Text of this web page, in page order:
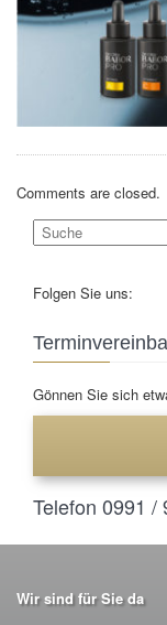
Comments are closed.
Folgen Sie uns:
Gönnen Sie sich
Telefon 0991 /
Wir sind für Sie da